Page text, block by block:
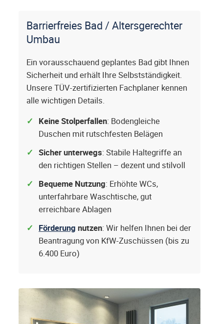
Barrierfreies Bad / Altersgerechter
Umbau
Ein vorausschauend geplantes Bad gibt Ihnen
Sicherheit und erhält Ihre Selbstständigkeit.
Unsere TÜV-zertifizierten Fachplaner kennen
alle wichtigen Details.
Keine Stolperfallen: Bodengleiche
Duschen mit rutschfesten Belägen
Sicher unterwegs: Stabile Haltegriffe an
den richtigen Stellen – dezent und stilvoll
Bequeme Nutzung: Erhöhte WCs,
unterfahrbare Waschtische, gut
erreichbare Ablagen
Förderung nutzen: Wir helfen Ihnen bei der
Beantragung von KfW-Zuschüssen (bis zu
6.400 Euro)